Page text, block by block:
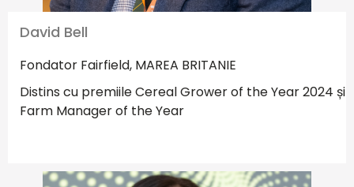
David Bell
Fondator Fairfield, MAREA BRITANIE
Distins cu premiile Cereal Grower of the Year 2024 și
Farm Manager of the Year